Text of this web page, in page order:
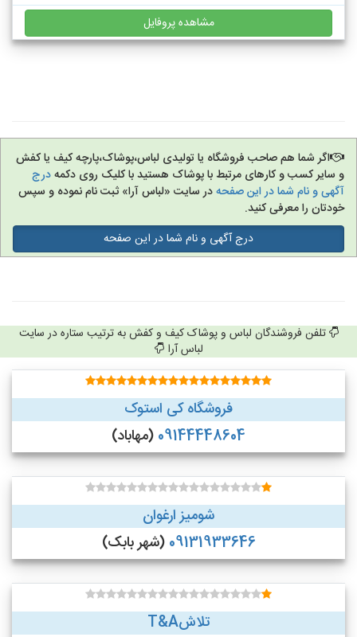
مشاهده پروفایل
اگر شما هم صاحب فروشگاه یا تولیدی لباس،پوشاک،پارچه کیف یا کفش
و سایر کسب و کارهای مرتبط با پوشاک هستید با کلیک روی دکمهدرج
آگهی و نام شما در این صفحهدر سایت «لباس آرا» ثبت نام نموده و سپس
خودتان را معرفی کنید.
درج آگهی و نام شما در این صفحه
تلفن فروشندگان لباس و پوشاک کیف و کفش به ترتیب ستاره در سایت
لباس آرا
فروشگاه کی استوک
09144448604 (مهاباد)
شومیز ارغوان
09131933646 (شهر بابک)
تلاشT&A